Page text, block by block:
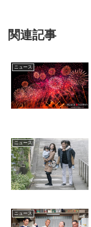
関連記事
ニュース
ニュース
ニュース